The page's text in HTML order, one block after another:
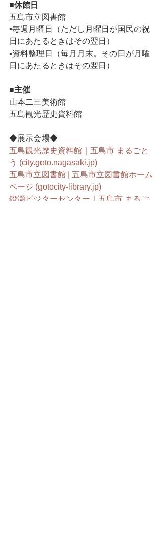
■休館日
五島市立図書館
▪毎週月曜日（ただし月曜日が国民の祝
日にあたるときはその翌日）
▪資料整理日（毎月月末。その日が月曜
日にあたるときはその翌日）
■主催
山本二三美術館
五島観光歴史資料館
◆展示会場◆
五島観光歴史資料館｜五島市 まるごと
う (city.goto.nagasaki.jp)
五島市立図書館 | 五島市立図書館ホーム
ページ (gotocity-library.jp)
鐙瀬ビジターセンター｜五島市 まるご